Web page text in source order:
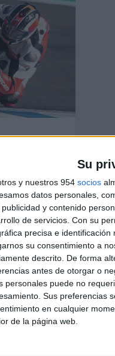
Su
y nuestros 954 socios
datos personales,
publicidad y contenido
de servicios. Con su
precisa e
su consentimiento a
descrito. De forma
antes de otorgar o
personales puede no
Sus preferencias
en cualquier
de la página web.
versión de
humanos
que la V4.